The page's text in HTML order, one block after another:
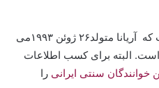
در بیوگرافی آریانا گراند آمده است که آریانا متولد۲۶ ژوئن ۱۹۹۳می
است. البته برای کسب اطلاعات
خوانندگان سنتی ایرانی را